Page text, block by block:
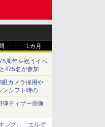
1カ月
周年を祝うイベ
425名が参加
眼カメラ採用や
ンシフト時の操
弾ティザー画像
ング、「エルグ